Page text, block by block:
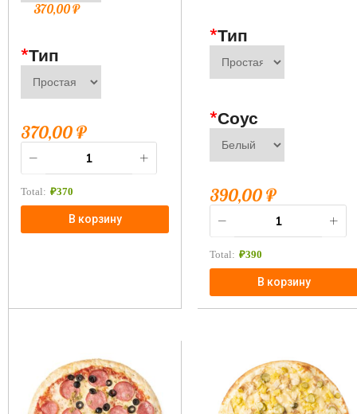
370,00₽
*Тип
370,00₽
Total: ₽370
В корзину
*Тип
*Соус
390,00₽
Total: ₽390
В корзину